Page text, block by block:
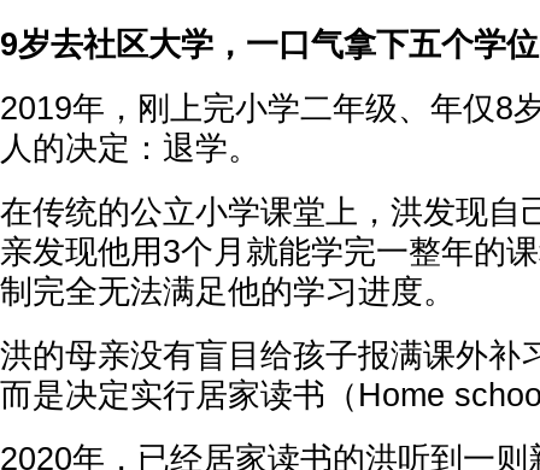
9岁去社区大学，一口气拿下五个学位
2019年，刚上完小学二年级、年仅8
人的决定：退学。
在传统的公立小学课堂上，洪发现自
亲发现他用3个月就能学完一整年的
制完全无法满足他的学习进度。
洪的母亲没有盲目给孩子报满课外补
而是决定实行居家读书（Home
2020年，已经居家读书的洪听到一